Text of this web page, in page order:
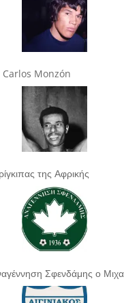
Carlos Monzón
της Αφρικής
Σφενδάμης ο